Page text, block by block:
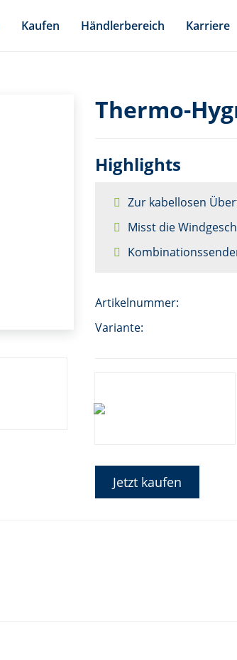
Kaufen Händlerbereich Karriere
Thermo-
Highlights
Zur kabellosen
Misst die
Artikelnummer:
Variante:
Jetzt kaufen